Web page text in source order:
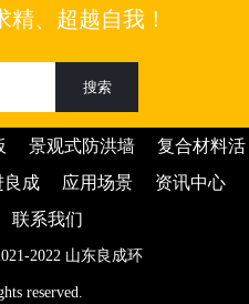
精、超越自我！
景观式防洪墙
复合材料活
良成 应用场景
资讯中心
联系我们
2022 山东良成环
reserved.